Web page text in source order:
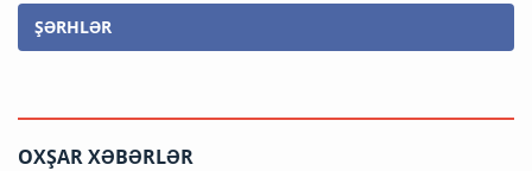
ŞƏRHLƏR
OXŞAR XƏBƏRLƏR